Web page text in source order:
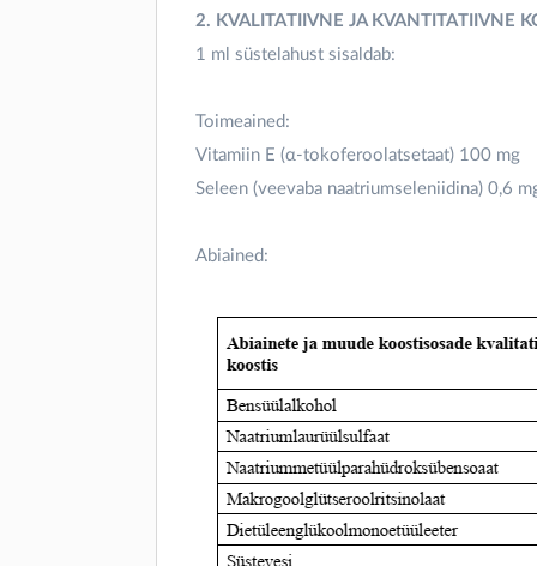
2. KVALITATIIVNE JA KVANTITATIIVNE
1 ml süstelahust sisaldab:
Toimeained:
Vitamiin E (α-tokoferoolatsetaat) 100 mg
Seleen (veevaba naatriumseleniidina) 0,6
Abiained: